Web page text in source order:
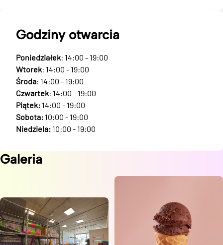
Godziny otwarcia
Poniedziałek: 14:00 - 19:00
Wtorek: 14:00 - 19:00
Środa: 14:00 - 19:00
Czwartek: 14:00 - 19:00
Piątek: 14:00 - 19:00
Sobota: 10:00 - 19:00
Niedziela: 10:00 - 19:00
Galeria